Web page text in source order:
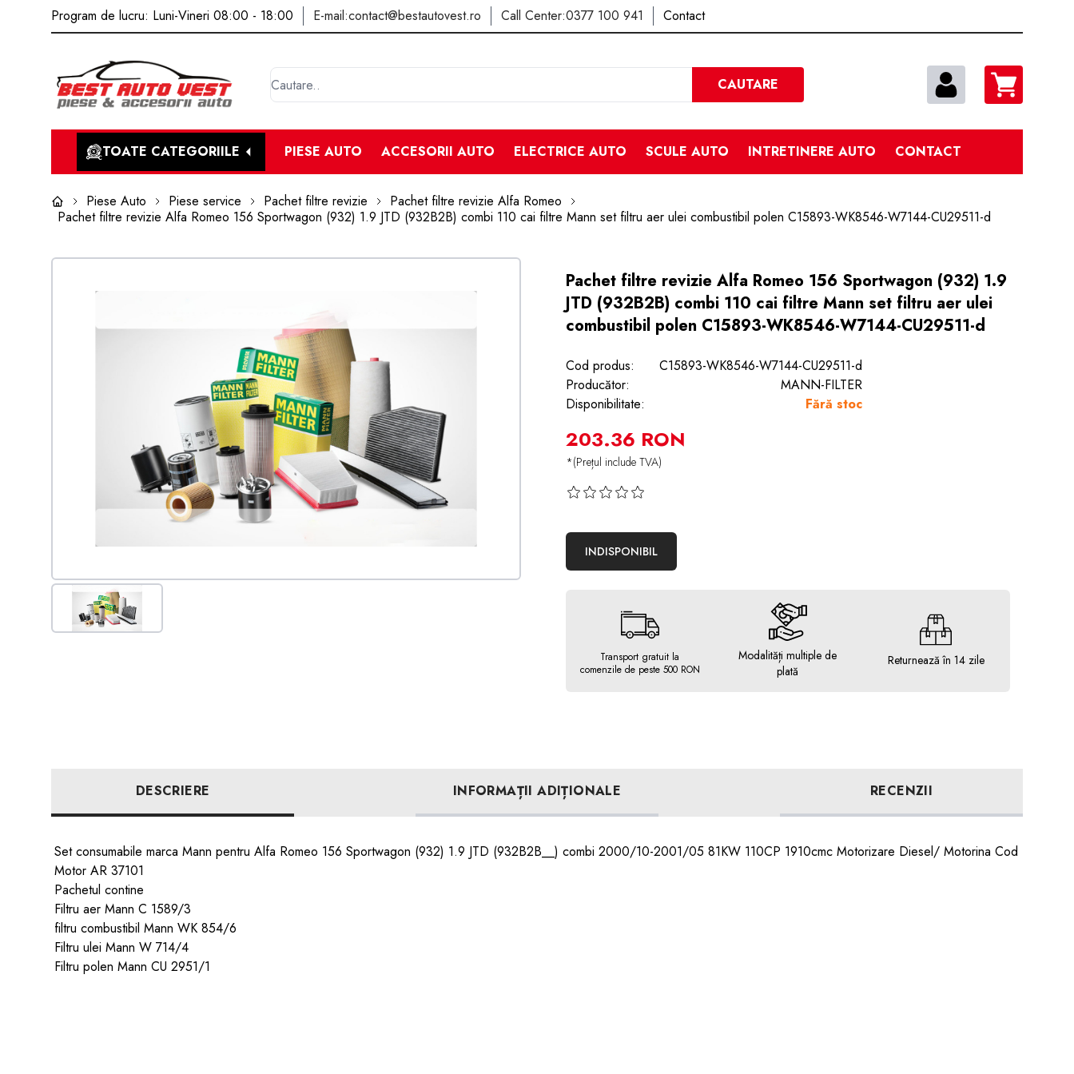
Program de lucru: Luni-Vineri 08:00 - 18:00 E-mail:contact@bestautovest.ro Call Center:0377 100 941 Contact
Cautare
CAUTARE
TOATE CATEGORIILE PIESE AUTO ACCESORII AUTO ELECTRICE AUTO SCULE AUTO INTRETINERE AUTO CONTACT
Piese Auto Piese service Pachet filtre revizie
Pachet filtre revizie Alfa Romeo
Pachet filtre revizie Alfa Romeo 156 Sportwagon (932) 1.9 JTD (932B2B) combi 110 cai filtre Mann set filtru aer ulei combustibil polen C15893-WK8546-W7144-CU29511-d
Pachet filtre revizie Alfa Romeo 156 Sportwagon (932) 1.9
JTD (932B2B) combi 110 cai filtre Mann set filtru aer ulei
combustibil polen C15893-WK8546-W7144-CU29511-d
Cod produs:
C15893-WK8546-W7144-CU29511-d
Producător:
MANN-FILTER
Disponibilitate:
Fără stoc
203.36 RON
*(Prețul include TVA)
INDISPONIBIL
Transport gratuit la
comenzile de peste 500 RON
Modalități multiple de
plată
Returnează în 14 zile
DESCRIERE INFORMAȚII ADIȚIONALE RECENZII
Set consumabile marca Mann pentru Alfa Romeo 156 Sportwagon (932) 1.9 JTD (932B2B__) combi 2000/10-2001/05 81KW 110CP 1910cmc Motorizare Diesel/ Motorina Cod
Motor AR 37101
Pachetul contine
Filtru aer Mann C 1589/3
filtru combustibil Mann WK 854/6
Filtru ulei Mann W 714/4
Filtru polen Mann CU 2951/1